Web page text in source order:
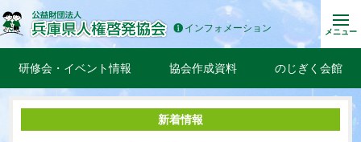
インフォメーション メニュー
研修会・イベント情報 協会作成資料 のじぎく会館
新着情報